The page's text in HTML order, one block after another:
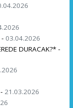
- 03.04.2026
DURACAK?* -
21.03.2026